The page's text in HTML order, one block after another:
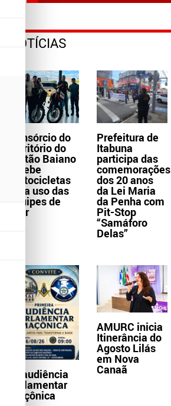
NOTÍCIAS
Consórcio do
Território do
Sertão Baiano
recebe
motocicletas
para uso das
equipes de
Ater
Prefeitura de
Itabuna
participa das
comemorações
dos 20 anos
da Lei Maria
da Penha com
Pit-Stop
“Samáforo
Delas”
1ª audiência
parlamentar
maçônica
AMURC inicia
Itinerância do
Agosto Lilás
em Nova
Canaã